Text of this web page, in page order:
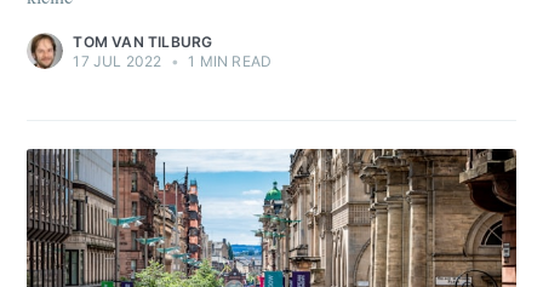
TOM VAN TILBURG
17 JUL 2022 • 1 MIN READ